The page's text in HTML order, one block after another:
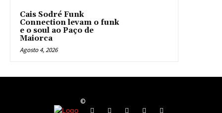
Cais Sodré Funk
Connection levam o funk
e o soul ao Paço de
Maiorca
Agosto 4, 2026
©